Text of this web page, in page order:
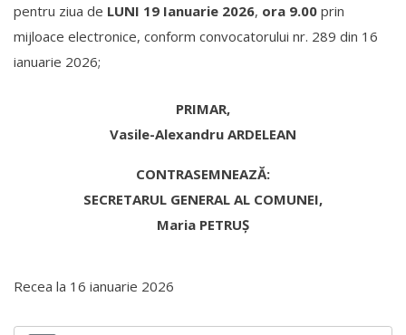
pentru ziua de LUNI 19 Ianuarie 2026, ora 9.00 prin
mijloace electronice, conform convocatorului nr. 289 din 16
ianuarie 2026;
PRIMAR,
Vasile-Alexandru ARDELEAN
CONTRASEMNEAZĂ:
SECRETARUL GENERAL AL COMUNEI,
Maria PETRUŞ
Recea la 16 ianuarie 2026